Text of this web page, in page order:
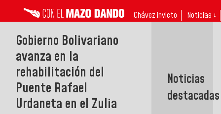
Chávez invicto Noticias ↓
Gobierno Bolivariano
avanza en la
rehabilitación del
Puente Rafael
Urdaneta en el Zulia
Noticias
destacadas